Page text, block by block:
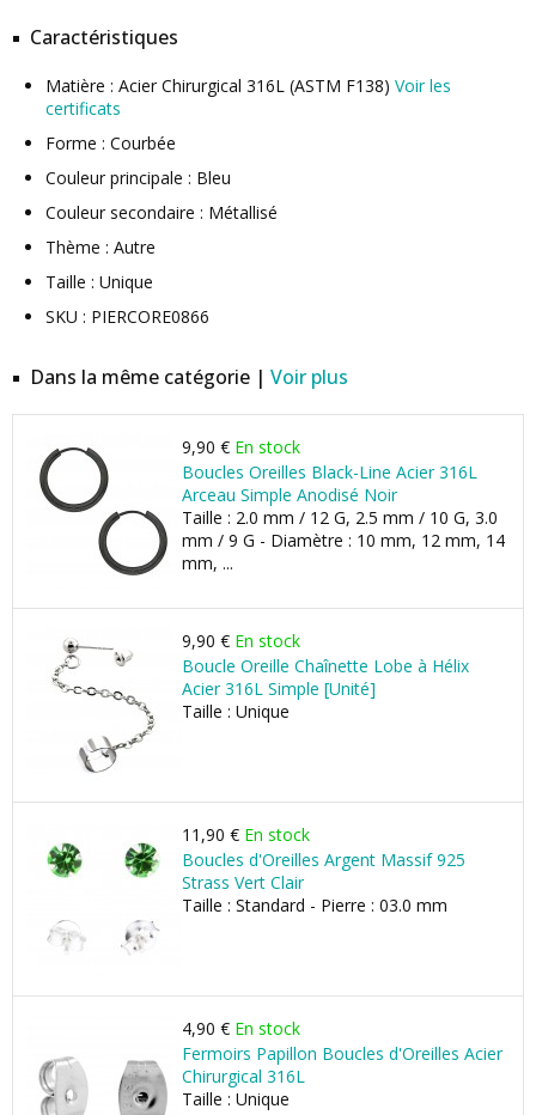
Caractéristiques
Matière : Acier Chirurgical 316L (ASTM F138) Voir les
certificats
Forme : Courbée
Couleur principale : Bleu
Couleur secondaire : Métallisé
Thème : Autre
Taille : Unique
SKU : PIERCORE0866
Dans la même catégorie | Voir plus
9,90 € En stock
Boucles Oreilles Black-Line Acier 316L
Arceau Simple Anodisé Noir
Taille : 2.0 mm / 12 G, 2.5 mm / 10 G, 3.0
mm / 9 G - Diamètre : 10 mm, 12 mm, 14
mm, ...
9,90 € En stock
Boucle Oreille Chaînette Lobe à Hélix
Acier 316L Simple [Unité]
Taille : Unique
11,90 € En stock
Boucles d'Oreilles Argent Massif 925
Strass Vert Clair
Taille : Standard - Pierre : 03.0 mm
4,90 € En stock
Fermoirs Papillon Boucles d'Oreilles Acier
Chirurgical 316L
Taille : Unique